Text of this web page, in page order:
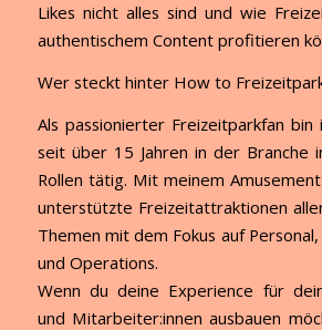
Likes nicht alles sind und wie
authentischem Content profitieren
Wer steckt hinter How to
Als passionierter Freizeitparkfan bin
seit über 15 Jahren in der Branche
Rollen tätig. Mit meinem
unterstützte Freizeitattraktionen
Themen mit dem Fokus auf
und Operations.
Wenn du deine Experience für
und Mitarbeiter:innen ausbauen